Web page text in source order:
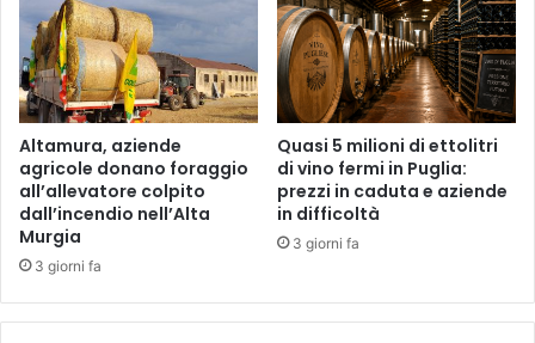
:
P
r
o
n
t
i
a
l
a
n
n
u
a
l
e
d
i
f
o
Altamura, aziende
agricole donano foraggio
all’allevatore colpito
dall’incendio nell’Alta
Murgia
3 giorni fa
Quasi 5 milioni di ettolitri
di vino fermi in Puglia:
prezzi in caduta e aziende
in difficoltà
3 giorni fa